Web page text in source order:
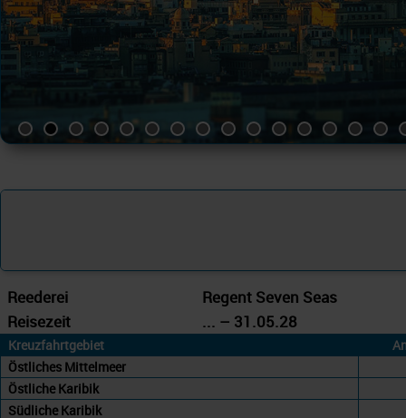
Reederei
Regent Seven Seas
Reisezeit
... – 31.05.28
Kreuzfahrtgebiet
Östliches Mittelmeer
Östliche Karibik
Südliche Karibik